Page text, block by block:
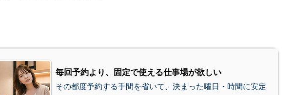
毎回予約より、固定で使える仕事場が欲しい
その都度予約する手間を省いて、決まった曜日・時間に安定